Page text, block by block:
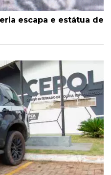
escapa e estátua de